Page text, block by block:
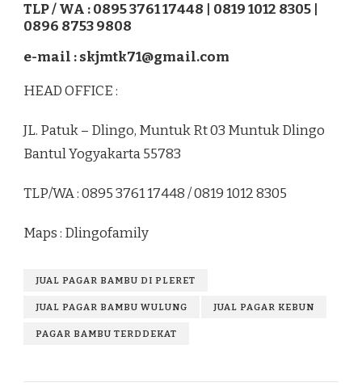
TLP / WA : 0895 3761 17448 | 0819 1012 8305 |
0896 8753 9808
e-mail : skjmtk71@gmail.com
HEAD OFFICE :
JL. Patuk – Dlingo, Muntuk Rt 03 Muntuk Dlingo
Bantul Yogyakarta 55783
TLP/WA : 0895 3761 17448 / 0819 1012 8305
Maps : Dlingofamily
JUAL PAGAR BAMBU DI PLERET
JUAL PAGAR BAMBU WULUNG JUAL PAGAR KEBUN
PAGAR BAMBU TERDDEKAT